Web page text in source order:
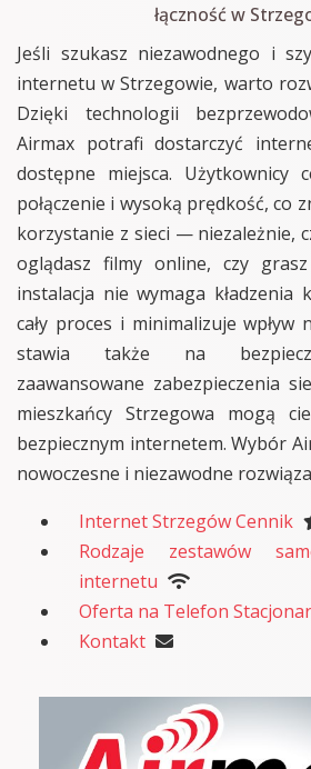
łączność w
Jeśli szukasz niezawodnego i
internetu w Strzegowie, warto
Dzięki technologii
Airmax potrafi dostarczyć
dostępne miejsca. Użytkownicy
połączenie i wysoką prędkość, co
korzystanie z sieci — niezależnie,
oglądasz filmy online, czy
instalacja nie wymaga kładzenia
cały proces i minimalizuje wpływ
stawia także na
zaawansowane zabezpieczenia
mieszkańcy Strzegowa mogą
bezpiecznym internetem. Wybór
nowoczesne i niezawodne
Internet Strzegów Cennik
Rodzaje zestawów
internetu
Oferta na Telefon
Kontakt